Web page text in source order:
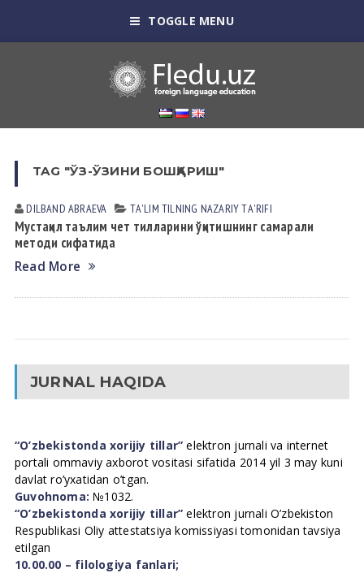
TOGGLE MENU
TAG "ЎЗ-ЎЗИНИ БОШҚАРИШ"
DILBAND ABRAEVA TА'LIM TILNING NАZАRIY TА'RIFI
Мустақил таълим чет тилларини ўқитишнинг самарали
методи сифатида
Read More
JURNAL HAQIDA
“O’zbekistonda xorijiy tillar” elektron jurnali va internet
portali ommaviy axborot vositasi sifatida 2014 yil 3 may kuni
davlat ro’yxatidan o’tgan.
Guvohnoma: №1032.
“O’zbekistonda xorijiy tillar” elektron jurnali O’zbekiston
Respublikasi Oliy attestatsiya komissiyasi tomonidan tavsiya
etilgan
10.00.00 – filologiya fanlari;